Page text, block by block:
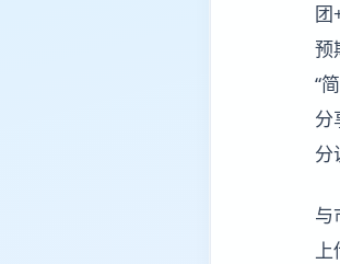
团
预
“
分
分
与
上